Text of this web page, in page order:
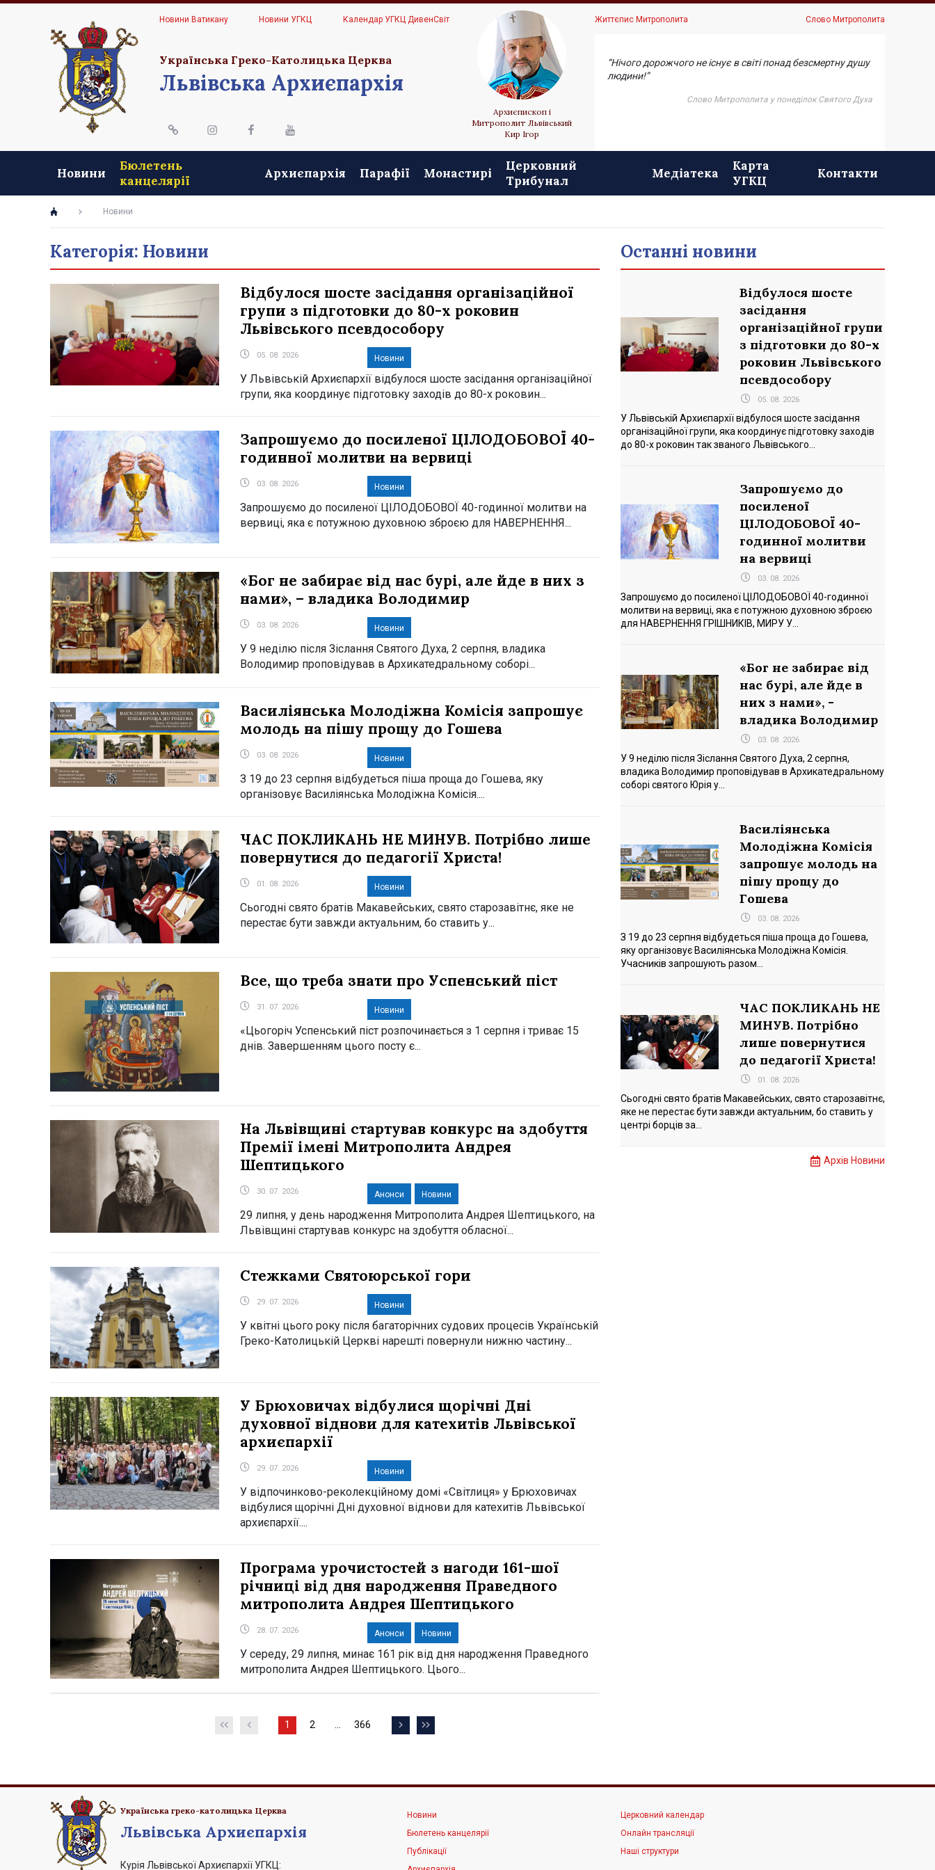
Новини Ватикану Новини УГКЦ Календар УГКЦ ДивенСвіт
Українська Греко-Католицька Церква
Львівська Архиєпархія
Архиєпископ і
Митрополит Львівський
Кир Ігор
Життєпис Митрополита Слово Митрополита
“Нічого дорожчого не існує в світі понад безсмертну душу
людини!”
Слово Митрополита у понеділок Святого Духа
Новини
Бюлетень
канцелярії
Архиєпархія Парафії Монастирі
Церковний
Трибунал
Медіатека
Карта
УГКЦ
Контакти
Новини
Категорія: Новини
Відбулося шосте засідання організаційної
групи з підготовки до 80-х роковин
Львівського псевдособору
05. 08. 2026 Новини
У Львівській Архиєпархії відбулося шосте засідання організаційної
групи, яка координує підготовку заходів до 80-х роковин...
Запрошуємо до посиленої ЦІЛОДОБОВОЇ 40-
годинної молитви на вервиці
03. 08. 2026 Новини
Запрошуємо до посиленої ЦІЛОДОБОВОЇ 40-годинної молитви на
вервиці, яка є потужною духовною зброєю для НАВЕРНЕННЯ...
«Бог не забирає від нас бурі, але йде в них з
нами», – владика Володимир
03. 08. 2026 Новини
У 9 неділю після Зіслання Святого Духа, 2 серпня, владика
Володимир проповідував в Архикатедральному соборі...
Василіянська Молодіжна Комісія запрошує
молодь на пішу прощу до Гошева
03. 08. 2026 Новини
З 19 до 23 серпня відбудеться піша проща до Гошева, яку
організовує Василіянська Молодіжна Комісія....
ЧАС ПОКЛИКАНЬ НЕ МИНУВ. Потрібно лише
повернутися до педагогії Христа!
01. 08. 2026 Новини
Сьогодні свято братів Макавейських, свято старозавітнє, яке не
перестає бути завжди актуальним, бо ставить у...
Все, що треба знати про Успенський піст
31. 07. 2026 Новини
«Цьогоріч Успенський піст розпочинається з 1 серпня і триває 15
днів. Завершенням цього посту є...
На Львівщині стартував конкурс на здобуття
Премії імені Митрополита Андрея
Шептицького
30. 07. 2026 Анонси Новини
29 липня, у день народження Митрополита Андрея Шептицького, на
Львівщині стартував конкурс на здобуття обласної...
Стежками Святоюрської гори
29. 07. 2026 Новини
У квітні цього року після багаторічних судових процесів Українській
Греко-Католицькій Церкві нарешті повернули нижню частину...
У Брюховичах відбулися щорічні Дні
духовної віднови для катехитів Львівської
архиєпархії
29. 07. 2026 Новини
У відпочинково-реколекційному домі «Світлиця» у Брюховичах
відбулися щорічні Дні духовної віднови для катехитів Львівської
архиєпархії....
Програма урочистостей з нагоди 161-шої
річниці від дня народження Праведного
митрополита Андрея Шептицького
28. 07. 2026 Анонси Новини
У середу, 29 липня, минає 161 рік від дня народження Праведного
митрополита Андрея Шептицького. Цього...
Навігація
Сторінка
1
2
…
Сторінка
366
Останні новини
Відбулося шосте
засідання
організаційної групи
з підготовки до 80-х
роковин Львівського
псевдособору
05. 08. 2026
У Львівській Архиєпархії відбулося шосте засідання
організаційної групи, яка координує підготовку заходів
до 80-х роковин так званого Львівського...
Запрошуємо до
посиленої
ЦІЛОДОБОВОЇ 40-
годинної молитви
на вервиці
03. 08. 2026
Запрошуємо до посиленої ЦІЛОДОБОВОЇ 40-годинної
молитви на вервиці, яка є потужною духовною зброєю
для НАВЕРНЕННЯ ГРІШНИКІВ, МИРУ У...
«Бог не забирає від
нас бурі, але йде в
них з нами», -
владика Володимир
03. 08. 2026
У 9 неділю після Зіслання Святого Духа, 2 серпня,
владика Володимир проповідував в Архикатедральному
соборі святого Юрія у...
Василіянська
Молодіжна Комісія
запрошує молодь на
пішу прощу до
Гошева
03. 08. 2026
З 19 до 23 серпня відбудеться піша проща до Гошева,
яку організовує Василіянська Молодіжна Комісія.
Учасників запрошують разом...
ЧАС ПОКЛИКАНЬ НЕ
МИНУВ. Потрібно
лише повернутися
до педагогії Христа!
01. 08. 2026
Сьогодні свято братів Макавейських, свято старозавітнє,
яке не перестає бути завжди актуальним, бо ставить у
центрі борців за...
Архів Новини
Українська греко-католицька Церква
Львівська Архиєпархія
Курія Львівської Архиєпархії УГКЦ:
Новини
Бюлетень канцелярії
Публікації
Церковний календар
Онлайн трансляції
Наші структури